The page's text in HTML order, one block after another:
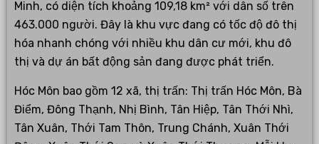
Minh, có diện tích khoảng 109,18 km² với dân số trên
463.000 người. Đây là khu vực đang có tốc độ đô thị
hóa nhanh chóng với nhiều khu dân cư mới, khu đô
thị và dự án bất động sản đang được phát triển.
Hóc Môn bao gồm 12 xã, thị trấn: Thị trấn Hóc Môn, Bà
Điểm, Đông Thạnh, Nhị Bình, Tân Hiệp, Tân Thới Nhì,
Tân Xuân, Thới Tam Thôn, Trung Chánh, Xuân Thới